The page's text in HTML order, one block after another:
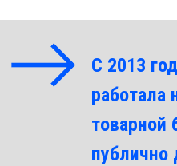
С 2013
работала
публично